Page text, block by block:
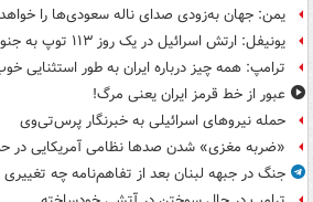
یمن: جهان به‌زودی صدای ناله سعودی‌ها را
یونیفل: ارتش اسرائیل در یک روز ۱۱۳ توپ به جنوب لبنان شلیک کرده است
ترامپ: همه چیز درباره ایران به طور استثنایی
عبور از خط قرمز ایران یعنی مرگ!
حمله نیروهای اسرائیلی به خبرنگار پرس‌تی‌وی
«ضربه مغزی» شدن صدها نظامی آمریکایی در
جنگ در جبهه لبنان بعد از تفاهم‌نامه چه تغییری